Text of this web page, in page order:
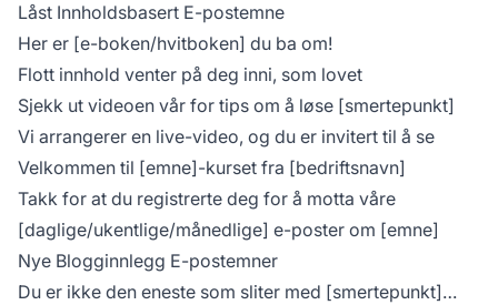
Låst Innholdsbasert E-postemne
Her er [e-boken/hvitboken] du ba om!
Flott innhold venter på deg inni, som lovet
Sjekk ut videoen vår for tips om å løse [smertepunkt]
Vi arrangerer en live-video, og du er invitert til å se
Velkommen til [emne]-kurset fra [bedriftsnavn]
Takk for at du registrerte deg for å motta våre
[daglige/ukentlige/månedlige] e-poster om [emne]
Nye Blogginnlegg E-postemner
Du er ikke den eneste som sliter med [smertepunkt]…